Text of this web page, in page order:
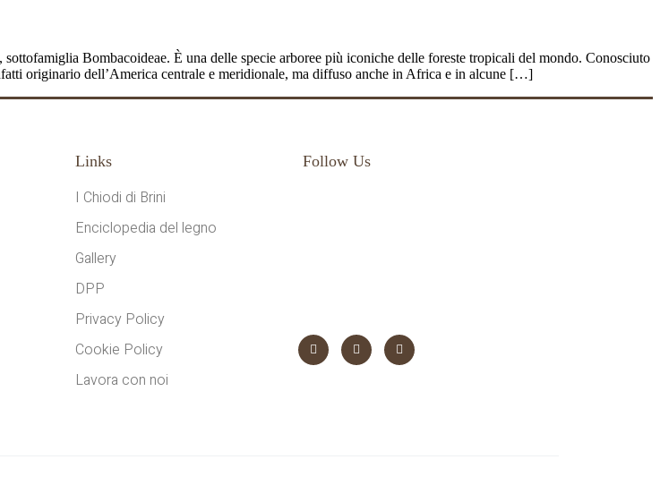
Bombacoideae. È una delle specie arboree più iconiche delle foreste tropicali del mondo. Conosciuto
originario dell’America centrale e meridionale, ma diffuso anche in Africa e in alcune […]
Links
I Chiodi di Brini
Enciclopedia del legno
Gallery
DPP
Privacy Policy
Cookie Policy
Lavora con noi
Follow Us